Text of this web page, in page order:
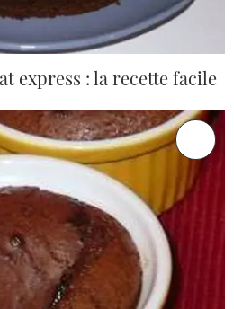
express : la recette facile